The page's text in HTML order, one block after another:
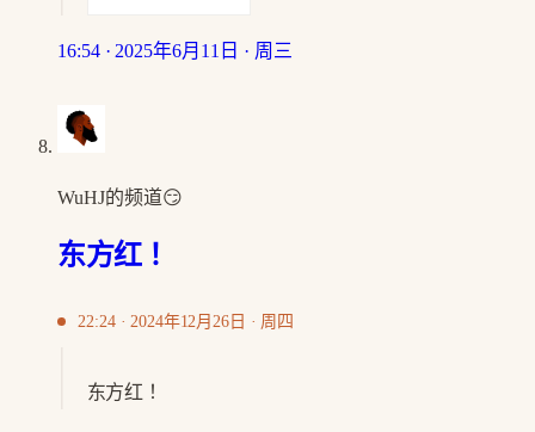
16:54 · 2025年6月11日 · 周三
WuHJ的频道😏
东方红 ！
22:24 · 2024年12月26日 · 周四
东方红 ！